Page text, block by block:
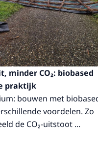
minder CO₂: biobased
praktijk
bouwen met
voordelen. Zo
de CO₂-uitstoot ...